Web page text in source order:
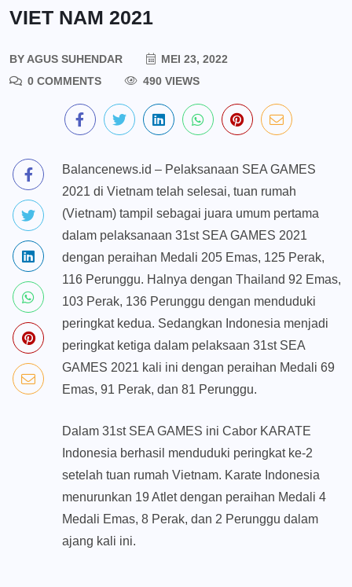
VIET NAM 2021
BYAGUS SUHENDAR
MEI 23, 2022
0 COMMENTS
490 VIEWS
Balancenews.id – Pelaksanaan SEA GAMES
2021 di Vietnam telah selesai, tuan rumah
(Vietnam) tampil sebagai juara umum pertama
dalam pelaksanaan 31st SEA GAMES 2021
dengan peraihan Medali 205 Emas, 125 Perak,
116 Perunggu. Halnya dengan Thailand 92 Emas,
103 Perak, 136 Perunggu dengan menduduki
peringkat kedua. Sedangkan Indonesia menjadi
peringkat ketiga dalam pelaksaan 31st SEA
GAMES 2021 kali ini dengan peraihan Medali 69
Emas, 91 Perak, dan 81 Perunggu.
Dalam 31st SEA GAMES ini Cabor KARATE
Indonesia berhasil menduduki peringkat ke-2
setelah tuan rumah Vietnam. Karate Indonesia
menurunkan 19 Atlet dengan peraihan Medali 4
Medali Emas, 8 Perak, dan 2 Perunggu dalam
ajang kali ini.